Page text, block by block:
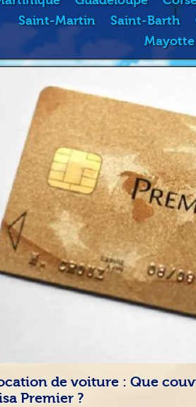
Saint-Martin
Saint-Barth
Mayotte
de voiture : Que
Premier ?